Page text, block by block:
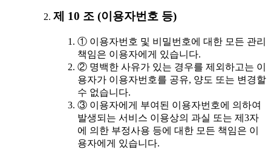
제 10 조 (이용자번호 등)
① 이용자번호 및 비밀번호에 대한 모든 관리
책임은 이용자에게 있습니다.
② 명백한 사유가 있는 경우를 제외하고는 이
용자가 이용자번호를 공유, 양도 또는 변경할
수 없습니다.
③ 이용자에게 부여된 이용자번호에 의하여
발생되는 서비스 이용상의 과실 또는 제3자
에 의한 부정사용 등에 대한 모든 책임은 이
용자에게 있습니다.